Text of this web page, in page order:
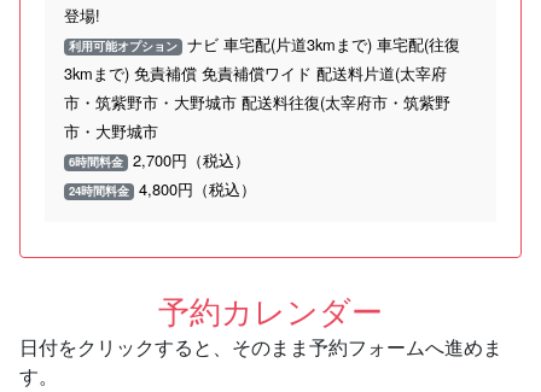
登場!
利用可能オプション ナビ 車宅配(片道3kmまで) 車宅配(往復
3kmまで) 免責補償 免責補償ワイド 配送料片道(太宰府
市・筑紫野市・大野城市 配送料往復(太宰府市・筑紫野
市・大野城市
6時間料金 2,700円（税込）
24時間料金 4,800円（税込）
予約カレンダー
日付をクリックすると、そのまま予約フォームへ進めま
す。